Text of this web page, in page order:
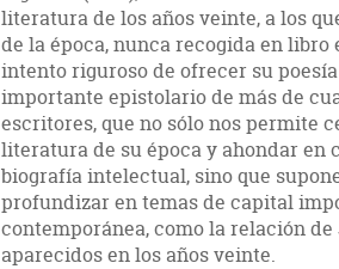
literatura de los años veinte, a los
de la época, nunca recogida en
intento riguroso de ofrecer su
importante epistolario de más de
escritores, que no sólo nos permite
literatura de su época y ahondar en
biografía intelectual, sino que
profundizar en temas de capital
contemporánea, como la relación
aparecidos en los años veinte.